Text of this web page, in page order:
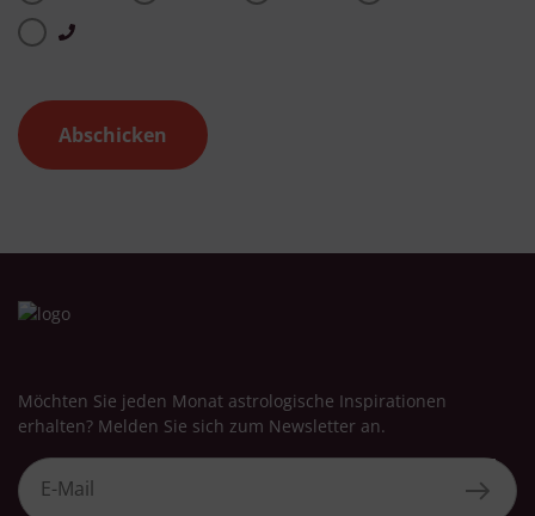
Abschicken
Möchten Sie jeden Monat astrologische Inspirationen
erhalten? Melden Sie sich zum Newsletter an.